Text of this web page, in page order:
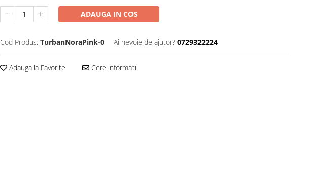
ADAUGA IN COS
Cod Produs: TurbanNoraPink-0 Ai nevoie de ajutor? 0729322224
Adauga la Favorite Cere informatii